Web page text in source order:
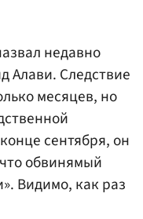
недавно
Алави. Следствие
месяцев, но
сентября, он
обвинямый
Видимо, как раз